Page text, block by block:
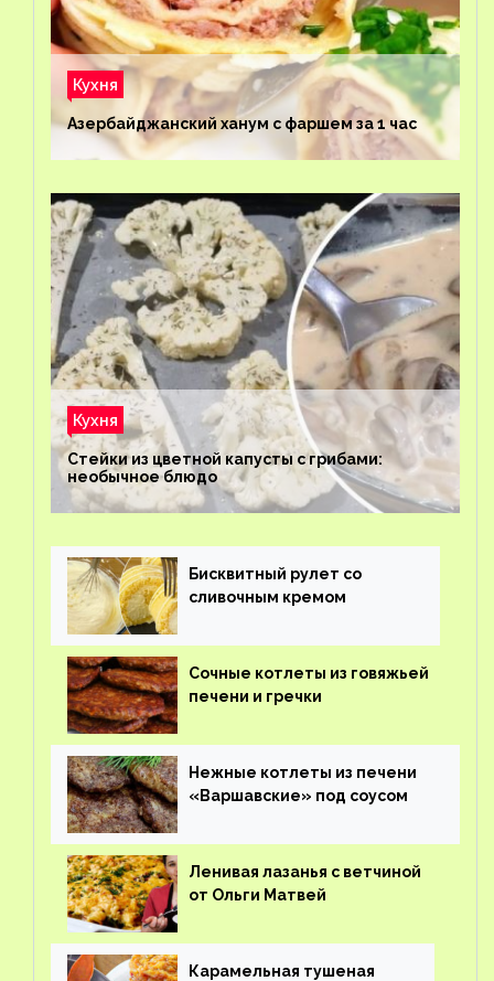
Кухня
Азербайджанский ханум с фаршем за 1 час
Кухня
Стейки из цветной капусты с грибами:
необычное блюдо
Бисквитный рулет со
сливочным кремом
Сочные котлеты из говяжьей
печени и гречки
Нежные котлеты из печени
«Варшавские» под соусом
Ленивая лазанья с ветчиной
от Ольги Матвей
Карамельная тушеная